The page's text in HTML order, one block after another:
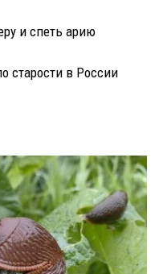
и спеть арию
старости в России